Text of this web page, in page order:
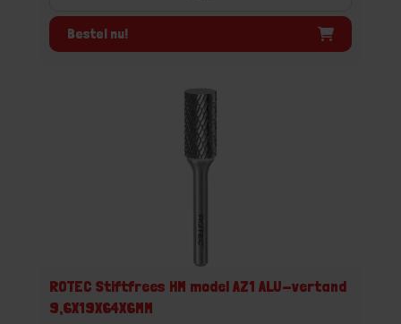
Bestel nu!
ROTEC Stiftfrees HM model AZ1 ALU-vertand
9,6X19X64X6MM